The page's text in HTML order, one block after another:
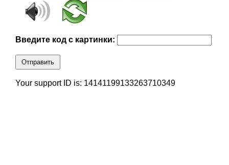
Введите код с картинки:
Отправить
Your support ID is: 14141199133263710349